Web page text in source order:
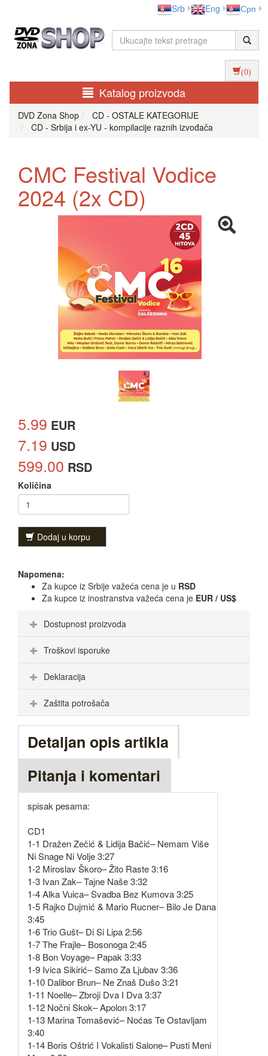
Srb Eng Срп
(0)
Katalog proizvoda
DVD Zona Shop
CD - OSTALE KATEGORIJE
CD - Srbija i ex-YU - kompilacije raznih izvođača
CMC Festival Vodice
2024 (2x CD)
5.99 EUR
7.19 USD
599.00 RSD
Količina
Dodaj u korpu
Napomena:
Za kupce iz Srbije važeća cena je u RSD
Za kupce iz inostranstva važeća cena je EUR / US$
Dostupnost proizvoda
Troškovi isporuke
Deklaracija
Zaštita potrošača
Detaljan opis artikla
Pitanja i komentari
spisak pesama:
CD1
1-1 Dražen Zečić & Lidija Bačić– Nemam Više
Ni Snage Ni Volje 3:27
1-2 Miroslav Škoro– Žito Raste 3:16
1-3 Ivan Zak– Tajne Naše 3:32
1-4 Alka Vuica– Svadba Bez Kumova 3:25
1-5 Rajko Dujmić & Mario Rucner– Bilo Je Dana
3:45
1-6 Trio Gušt– Di Si Lipa 2:56
1-7 The Frajle– Bosonoga 2:45
1-8 Bon Voyage– Papak 3:33
1-9 Ivica Sikirić– Samo Za Ljubav 3:36
1-10 Dalibor Brun– Ne Znaš Dušo 3:21
1-11 Noelle– Zbroji Dva I Dva 3:37
1-12 Nočni Skok– Apolon 3:17
1-13 Marina Tomašević– Noćas Te Ostavljam
3:40
1-14 Boris Oštrić I Vokalisti Salone– Pusti Meni